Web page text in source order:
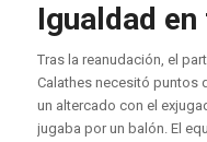
Igualdad
Tras la reanudación, el
Calathes necesitó puntos
un altercado con el
jugaba por un balón. El